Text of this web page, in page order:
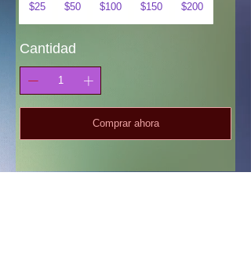
$25 $50 $100 $150 $200
Cantidad
Comprar ahora